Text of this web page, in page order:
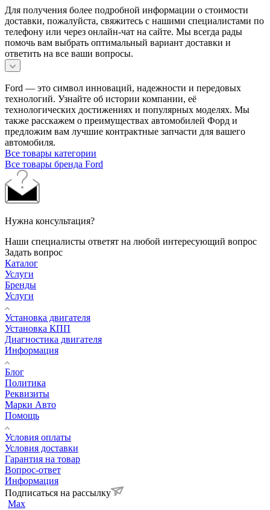
Для получения более подробной информации о стоимости
доставки, пожалуйста, свяжитесь с нашими специалистами по
телефону или через онлайн-чат на сайте. Мы всегда рады
помочь вам выбрать оптимальный вариант доставки и
ответить на все ваши вопросы.
Ford — это символ инноваций, надежности и передовых
технологий. Узнайте об истории компании, её
технологических достижениях и популярных моделях. Мы
также расскажем о преимуществах автомобилей Форд и
предложим вам лучшие контрактные запчасти для вашего
автомобиля.
Все товары категории
Все товары бренда Ford
Нужна консультация?
Наши специалисты ответят на любой интересующий вопрос
Задать вопрос
Каталог
Услуги
Бренды
Услуги
Установка двигателя
Установка КПП
Диагностика двигателя
Информация
Блог
Политика
Реквизиты
Марки Авто
Помощь
Условия оплаты
Условия доставки
Гарантия на товар
Вопрос-ответ
Информация
Подписаться на рассылку
Max